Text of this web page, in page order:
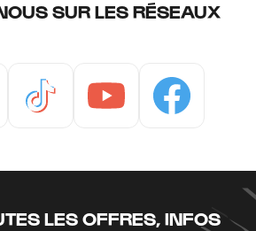
SUR LES RÉSEAUX
LES OFFRES, INFOS